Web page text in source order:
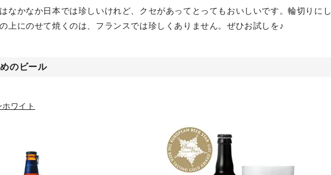
なかなか日本では珍しいけれど、クセがあってとってもおいしいです。輪切りにし
上にのせて焼くのは、フランスでは珍しくありません。ぜひお試しを♪
のビール
ワイト